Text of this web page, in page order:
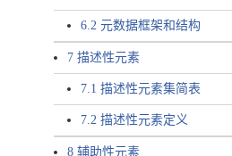
6.2 元数据框架和结构
7 描述性元素
7.1 描述性元素集简表
7.2 描述性元素定义
8 辅助性元素